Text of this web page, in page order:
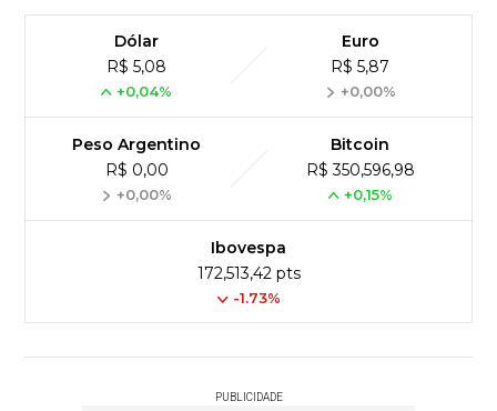
Dólar
R$ 5,08
+0,04%
Euro
R$ 5,87
+0,00%
Peso Argentino
R$ 0,00
+0,00%
Bitcoin
R$ 350,596,98
+0,15%
Ibovespa
172,513,42 pts
-1.73%
PUBLICIDADE